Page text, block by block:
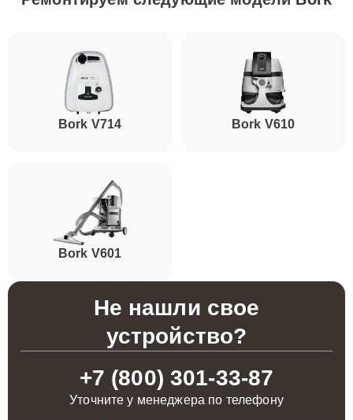
Bork V714 Bork V610
Bork V601
Не нашли свое
устройство?
+7 (800) 301-33-87
Уточните у менеджера по телефону